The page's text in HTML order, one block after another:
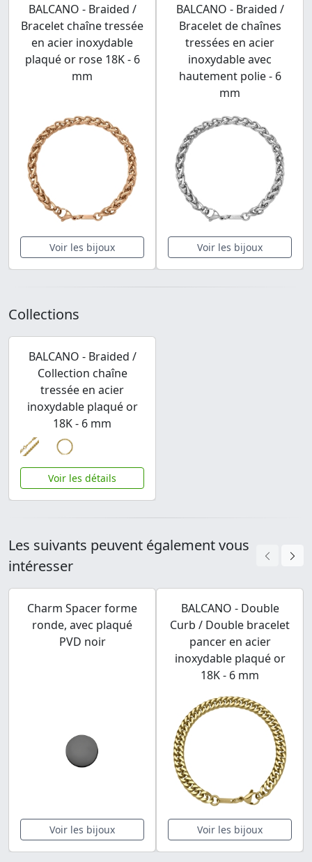
BALCANO - Braided /
Bracelet chaîne tressée
en acier inoxydable
plaqué or rose 18K - 6
mm
Voir les bijoux
BALCANO - Braided /
Bracelet de chaînes
tressées en acier
inoxydable avec
hautement polie - 6
mm
Voir les bijoux
Collections
BALCANO - Braided /
Collection chaîne
tressée en acier
inoxydable plaqué or
18K - 6 mm
Voir les détails
Les suivants peuvent également vous
intéresser
Charm Spacer forme
ronde, avec plaqué
PVD noir
Voir les bijoux
BALCANO - Double
Curb / Double bracelet
pancer en acier
inoxydable plaqué or
18K - 6 mm
Voir les bijoux